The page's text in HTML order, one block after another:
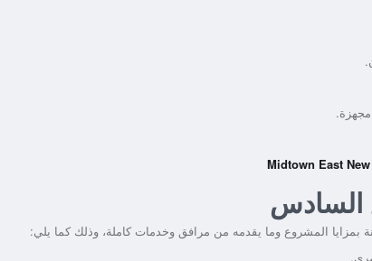
السادس
المشروع وما يقدمه من مرافق وخدمات كاملة، وذلك كما يلي: